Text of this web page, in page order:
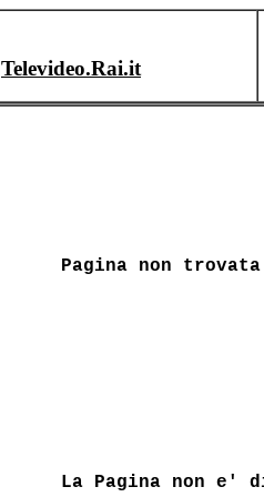
Televideo.Rai.it
Pagina non trovata
La Pagina non e'